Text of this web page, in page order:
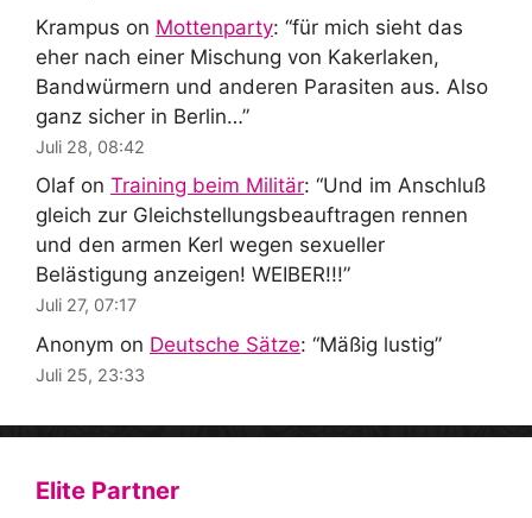
Krampus on Mottenparty: “für mich sieht das
eher nach einer Mischung von Kakerlaken,
Bandwürmern und anderen Parasiten aus. Also
ganz sicher in Berlin…”
Juli 28, 08:42
Olaf on Training beim Militär: “Und im Anschluß
gleich zur Gleichstellungsbeauftragen rennen
und den armen Kerl wegen sexueller
Belästigung anzeigen! WEIBER!!!”
Juli 27, 07:17
Anonym on Deutsche Sätze: “Mäßig lustig”
Juli 25, 23:33
Elite Partner